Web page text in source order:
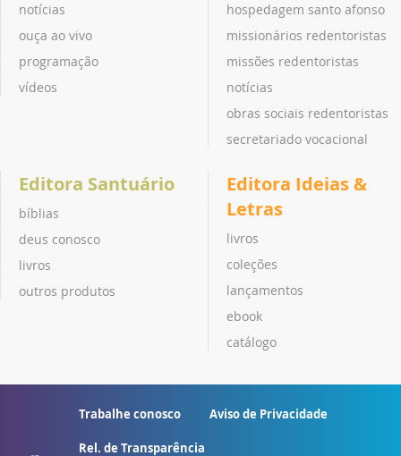
notícias
ouça ao vivo
programação
vídeos
hospedagem santo afonso
missionários redentoristas
missões redentoristas
notícias
obras sociais redentoristas
secretariado vocacional
Editora Santuário
bíblias
deus conosco
livros
outros produtos
Editora Ideias &
Letras
livros
coleções
lançamentos
ebook
catálogo
Trabalhe conosco Aviso de Privacidade
Rel. de Transparência